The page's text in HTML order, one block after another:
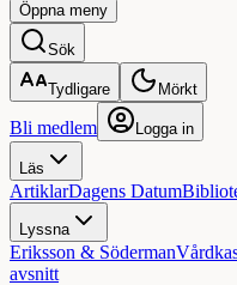
Öppnameny
Sök
Tydligare Mörkt
Bli medlem Logga in
Läs
ArtiklarDagens Datum
Lyssna
Eriksson & Söderman
avsnitt